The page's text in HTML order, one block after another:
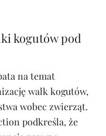
kogutów pod
na temat
walk kogutów,
wobec zwierząt.
podkreśla, że